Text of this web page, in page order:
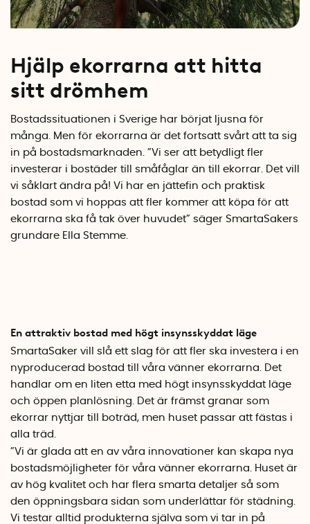
Hjälp ekorrarna att hitta
sitt drömhem
Bostadssituationen i Sverige har börjat ljusna för
många. Men för ekorrarna är det fortsatt svårt att ta sig
in på bostadsmarknaden. ”Vi ser att betydligt fler
investerar i bostäder till småfåglar än till ekorrar. Det vill
vi såklart ändra på! Vi har en jättefin och praktisk
bostad som vi hoppas att fler kommer att köpa för att
ekorrarna ska få tak över huvudet” säger SmartaSakers
grundare Ella Stemme.
En attraktiv bostad med högt insynsskyddat läge
SmartaSaker vill slå ett slag för att fler ska investera i en
nyproducerad bostad till våra vänner ekorrarna. Det
handlar om en liten etta med högt insynsskyddat läge
och öppen planlösning. Det är främst granar som
ekorrar nyttjar till boträd, men huset passar att fästas i
alla träd.
”Vi är glada att en av våra innovationer kan skapa nya
bostadsmöjligheter för våra vänner ekorrarna. Huset är
av hög kvalitet och har flera smarta detaljer så som
den öppningsbara sidan som underlättar för städning.
Vi testar alltid produkterna själva som vi tar in på